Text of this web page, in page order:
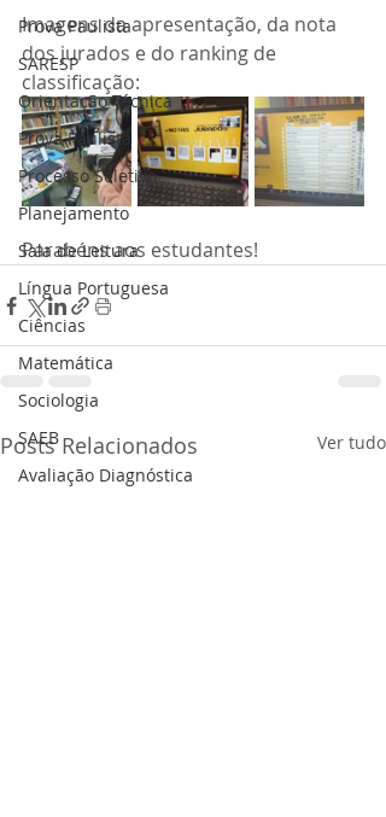
Prova Paulista
SARESP
Orientação Técnica
Prova Paulista
Processo Seletivo
Planejamento
Sala de Leitura
Língua Portuguesa
Ciências
Matemática
Sociologia
SAEB
Avaliação Diagnóstica
Imagens da apresentação, da nota
dos jurados e do ranking de
classificação:
Parabéns aos estudantes!
Posts Relacionados Ver tudo